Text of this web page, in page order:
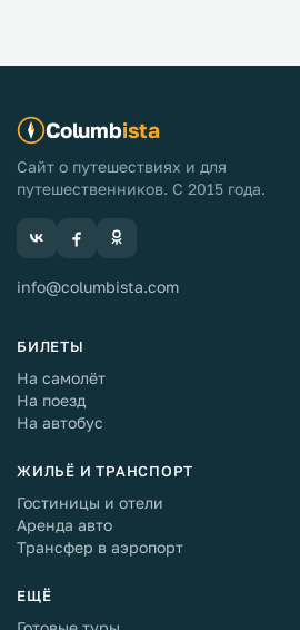
Columbista
Сайт о путешествиях и для
путешественников. С 2015 года.
info@columbista.com
БИЛЕТЫ
На самолёт
На поезд
На автобус
ЖИЛЬЁ И ТРАНСПОРТ
Гостиницы и отели
Аренда авто
Трансфер в аэропорт
ЕЩЁ